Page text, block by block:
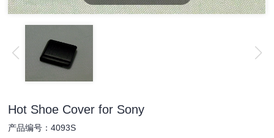
Hot Shoe Cover for Sony
产品编号：4093S